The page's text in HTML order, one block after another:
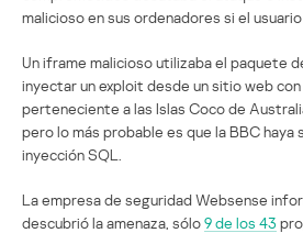
malicioso en sus ordenadores si el
Un iframe malicioso utilizaba el paquete
inyectar un exploit desde un sitio web con
perteneciente a las Islas Coco de
pero lo más probable es que la BBC haya
inyección SQL.
La empresa de seguridad Websense
descubrió la amenaza, sólo9 de los 43